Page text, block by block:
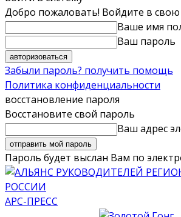
Добро пожаловать! Войдите в свою
Ваше имя
Ваш пароль
Забыли пароль? получить помощь
Политика конфиденциальности
восстановление пароля
Восстановите свой пароль
Ваш адрес
Пароль будет выслан Вам по
АРС-ПРЕСС